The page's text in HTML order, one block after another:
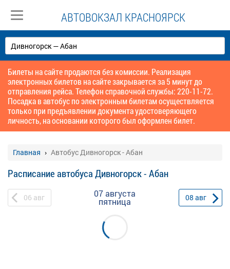
АВТОВОКЗАЛ КРАСНОЯРСК
Билеты на сайте продаются без комиссии. Реализация
электронных билетов на сайте закрывается за 5 минут до
отправления рейса. Телефон справочной службы: 220-11-72.
Посадка в автобус по электронным билетам осуществляется
только при предъявлении документа удостоверяющего
личность, на основании которого был оформлен билет.
Главная Автобус Дивногорск - Абан
Расписание автобуса Дивногорск - Абан
06 авг 07 августа
пятница 08 авг